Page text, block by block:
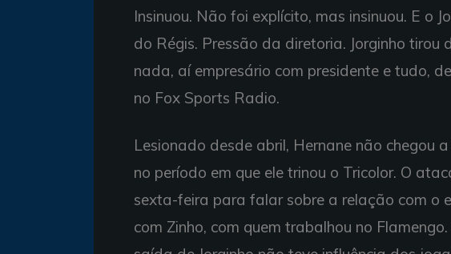
Insinuou. Não foi explícito, mas insinuou. E o
do Régis. Pressão da diretoria. Jorginho
nada, aí empresário com presidente e tudo,
no Fox Sports Radio.
Lesionado desde abril, Hernane não chegou
no período em que ele trinou o Tricolor. O
sexta-feira para falar sobre a relação com o
com Zinho, com quem trabalhou no